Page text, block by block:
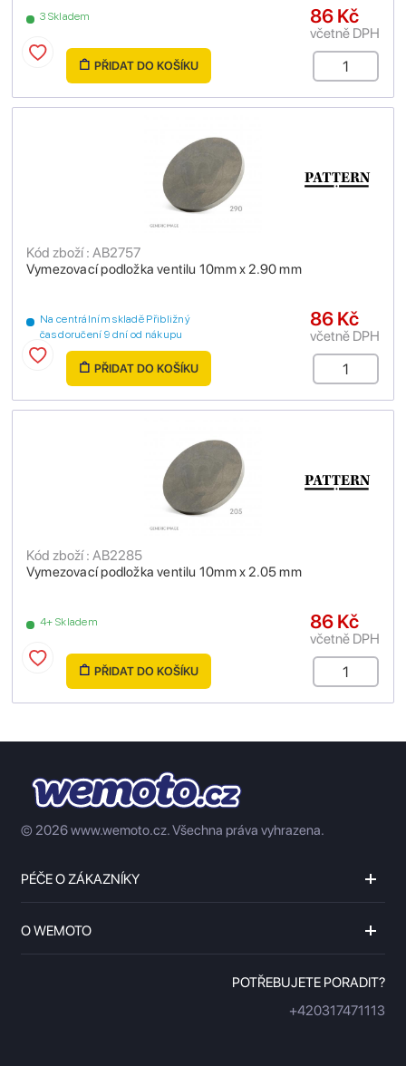
3 Skladem 86 Kč
včetně DPH
PŘIDAT DO KOŠÍKU
Vymezovací podložka ventilu 10mm x 2.90 mm
Kód zboží : AB2757
Na centrálním skladě Přibližný
čas doručení 9 dní od nákupu
86 Kč
včetně DPH
PŘIDAT DO KOŠÍKU
Vymezovací podložka ventilu 10mm x 2.05 mm
Kód zboží : AB2285
4+ Skladem 86 Kč
včetně DPH
PŘIDAT DO KOŠÍKU
© 2026 www.wemoto.cz.Všechna práva vyhrazena.
PÉČE O ZÁKAZNÍKY
O WEMOTO
POTŘEBUJETE PORADIT?
+420317471113